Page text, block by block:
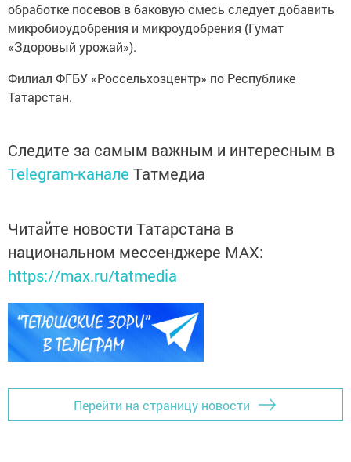
обработке посевов в баковую смесь следует добавить
микробиоудобрения и микроудобрения (Гумат
«Здоровый урожай»).
Филиал ФГБУ «Россельхозцентр» по Республике
Татарстан.
Следите за самым важным и интересным в
Telegram-канале Татмедиа
Читайте новости Татарстана в
национальном мессенджере MАХ:
https://max.ru/tatmedia
Перейти на страницу новости